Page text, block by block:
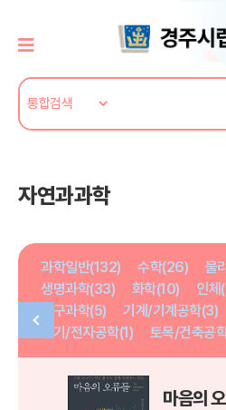
자연과과학
과학일반(132) 수학(26)
물
생명과학(33)
화학(10) 인체
지구과학(5)
기계/기계공학(3)
전기/전자공학(1)
토목/건축공
마음의